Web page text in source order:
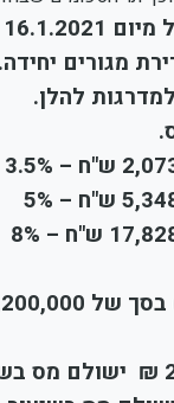
לחוק. רוכש של
₪ :